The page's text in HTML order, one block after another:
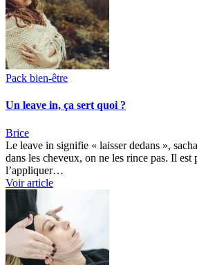
Pack bien-être
Un leave in, ça sert quoi ?
Brice
Le leave in signifie « laisser dedans »,
dans les cheveux, on ne les rince pas. Il est
l’appliquer…
Voir article